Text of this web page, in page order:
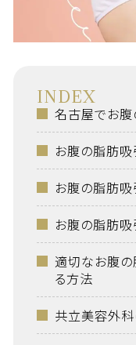
INDEX
名古屋でお腹
お腹の脂肪
お腹の脂肪吸
お腹の脂肪吸
適切なお腹
る方法
共立美容外